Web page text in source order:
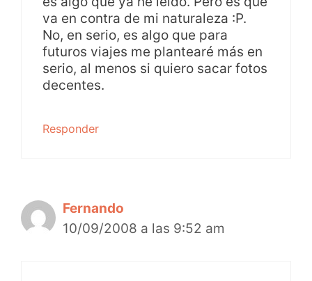
va en contra de mi naturaleza :P.
No, en serio, es algo que para
futuros viajes me plantearé más en
serio, al menos si quiero sacar fotos
decentes.
Responder
Fernando
10/09/2008 a las 9:52 am